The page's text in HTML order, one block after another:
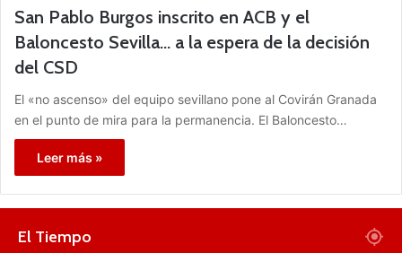
San Pablo Burgos inscrito en ACB y el
Baloncesto Sevilla… a la espera de la decisión
del CSD
El «no ascenso» del equipo sevillano pone al Covirán Granada
en el punto de mira para la permanencia. El Baloncesto…
Leer más »
El Tiempo